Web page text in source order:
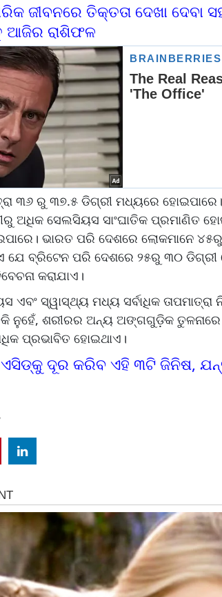
ଜୀବନରେ ତିକ୍ତତା ଦେଖା ଦେବା
ଆଜିର ରାଶିଫଳ
୩୬ ରୁ ୩୭.୫ ଡିଗ୍ରୀ ମଧ୍ୟରେ
ଅଧିକ ସେଲସିୟସ ସାଂଘାତିକ ପ୍ରମାଣିତ
ଭାରତ ପରି ଦେଶରେ ଲୋକମାନେ ୪୫ରୁ
ଯେ ବ୍ରିଟେନ ପରି ଦେଶରେ ୨୫ରୁ ୩୦ ଡିଗ୍ରୀ
କରାଯାଏ।
ସ୍ୱାସ୍ଥ୍ୟ ମଧ୍ୟ ସର୍ବାଧିକ ତାପମାତ୍ରା
ନୁହେଁ, ଶରୀରର ଅନ୍ୟ ଅଙ୍ଗଗୁଡ଼ିକ ତୁଳନାରେ
ପ୍ରଭାବିତ ହୋଇଥାଏ।
ଦୂର କରିବ ଏହି ୩ଟି ଜିନିଷ,